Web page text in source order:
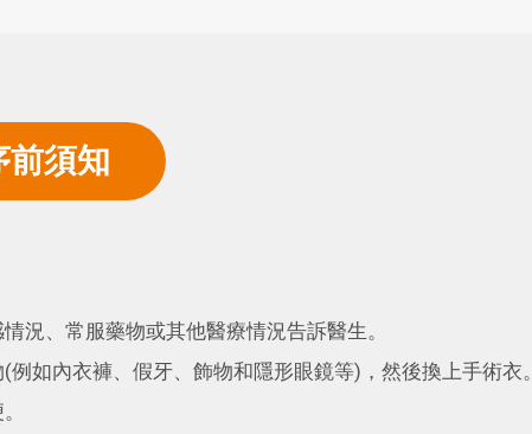
前須知
況、常服藥物或其他醫療情況告訴醫生。
例如內衣褲、假牙、飾物和隱形眼鏡等)，然後換上手術衣。